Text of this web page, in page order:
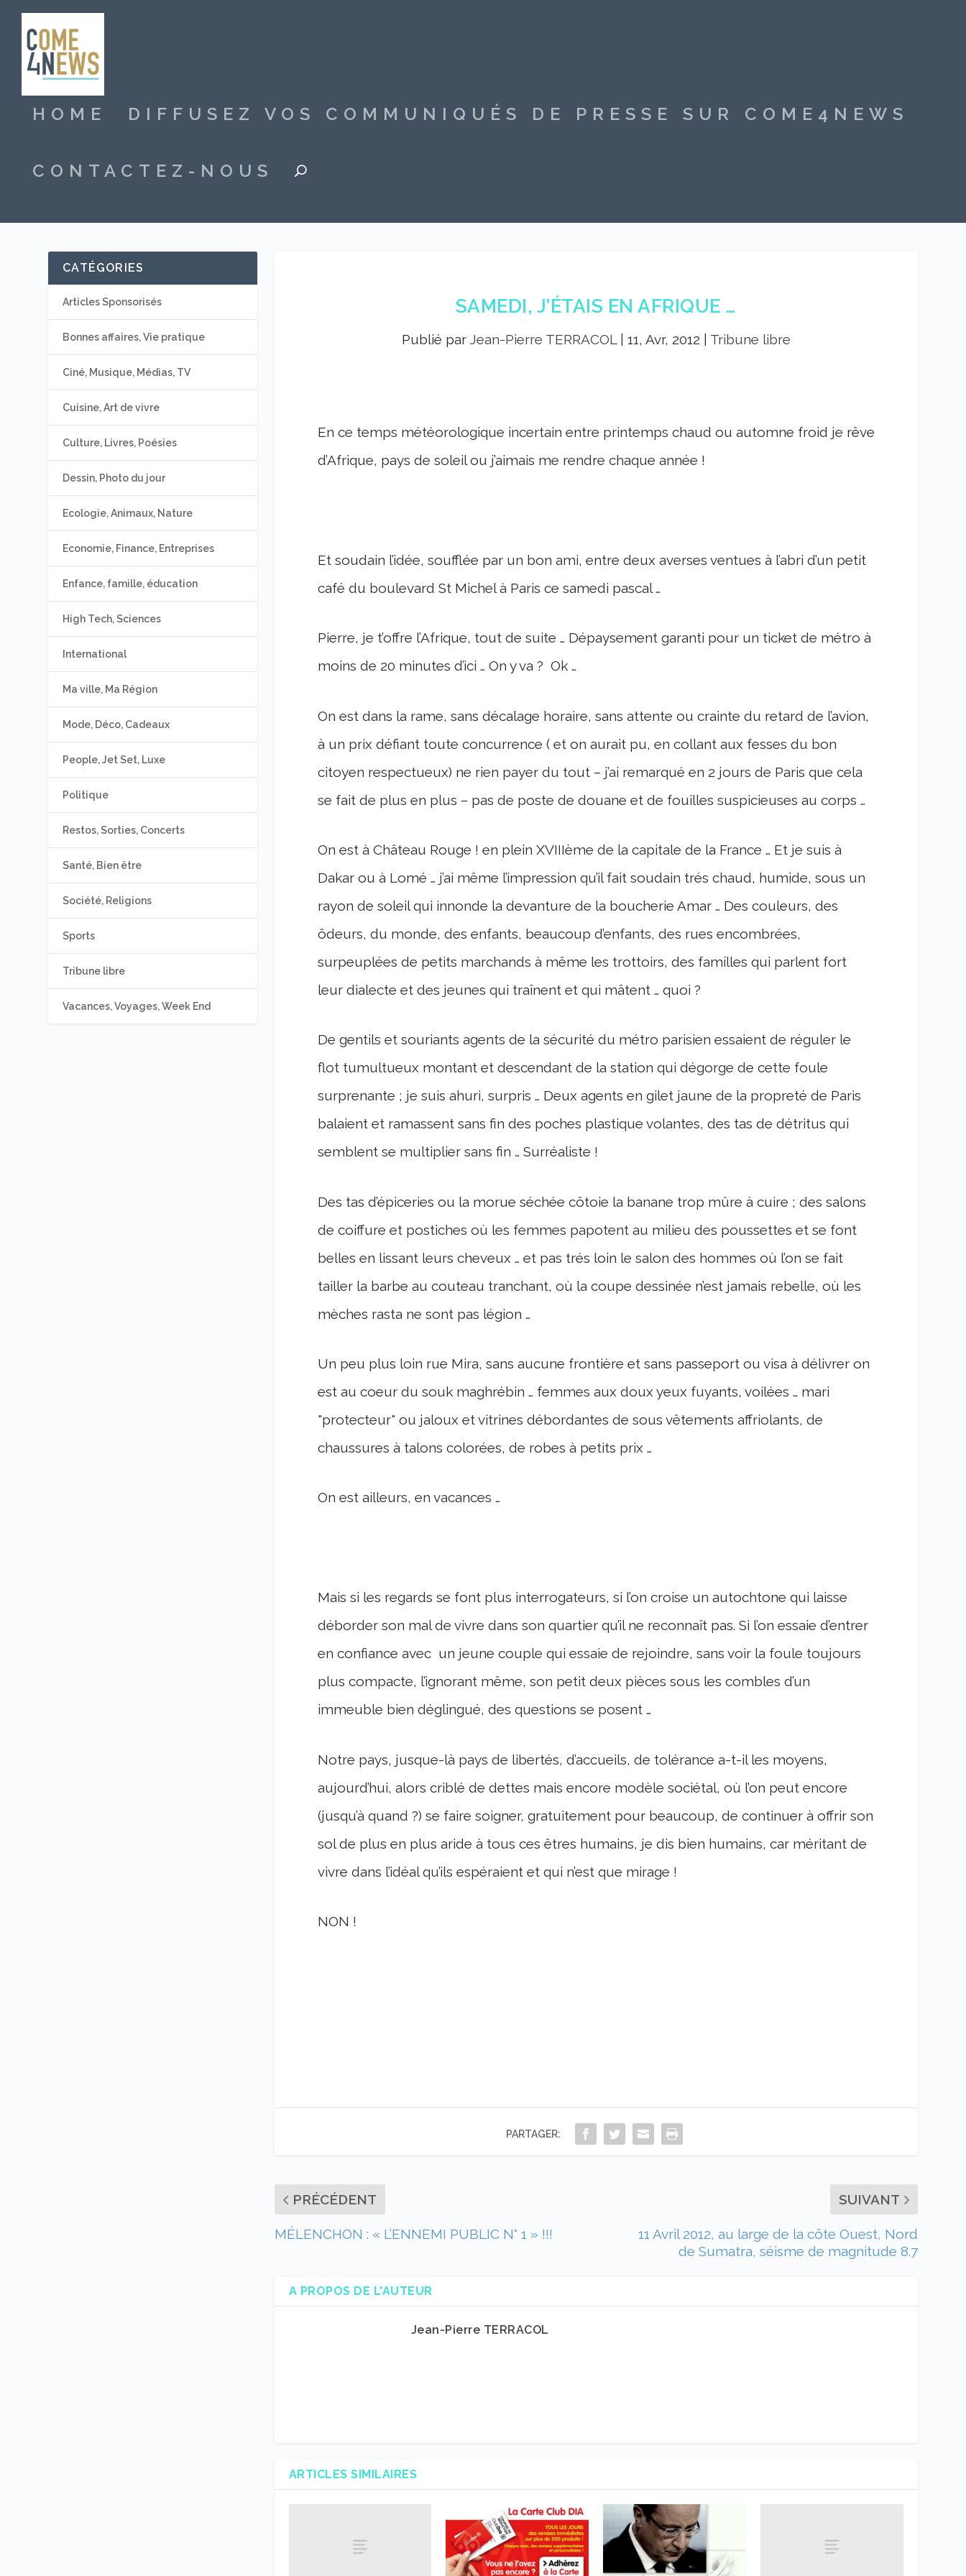
HOME DIFFUSEZ VOS COMMUNIQUÉS DE PRESSE SUR COME4NEWS
CONTACTEZ-NOUS
SAMEDI, J’ÉTAIS EN AFRIQUE …
Publié par Jean-Pierre TERRACOL| 11, Avr, 2012 Tribune libre
En ce temps météorologique incertain entre printemps chaud ou automne froid je rêve
d’Afrique, pays de soleil ou j’aimais me rendre chaque année !
Et soudain l’idée, soufflée par un bon ami, entre deux averses ventues à l’abri d’un petit
café du boulevard St Michel à Paris ce samedi pascal …
Pierre, je t’offre l’Afrique, tout de suite … Dépaysement garanti pour un ticket de métro à
moins de 20 minutes d’ici … On y va ? Ok …
On est dans la rame, sans décalage horaire, sans attente ou crainte du retard de l’avion,
à un prix défiant toute concurrence ( et on aurait pu, en collant aux fesses du bon
citoyen respectueux) ne rien payer du tout – j’ai remarqué en 2 jours de Paris que cela
se fait de plus en plus – pas de poste de douane et de fouilles suspicieuses au corps …
On est à Château Rouge ! en plein XVIIIème de la capitale de la France … Et je suis à
Dakar ou à Lomé … j’ai même l’impression qu’il fait soudain trés chaud, humide, sous un
rayon de soleil qui innonde la devanture de la boucherie Amar … Des couleurs, des
ôdeurs, du monde, des enfants, beaucoup d’enfants, des rues encombrées,
surpeuplées de petits marchands à même les trottoirs, des familles qui parlent fort
leur dialecte et des jeunes qui traînent et qui mâtent … quoi ?
De gentils et souriants agents de la sécurité du métro parisien essaient de réguler le
flot tumultueux montant et descendant de la station qui dégorge de cette foule
surprenante ; je suis ahuri, surpris … Deux agents en gilet jaune de la propreté de Paris
balaient et ramassent sans fin des poches plastique volantes, des tas de détritus qui
semblent se multiplier sans fin … Surréaliste !
Des tas d’épiceries ou la morue séchée côtoie la banane trop mûre à cuire ; des salons
de coiffure et postiches où les femmes papotent au milieu des poussettes et se font
belles en lissant leurs cheveux … et pas trés loin le salon des hommes où l’on se fait
tailler la barbe au couteau tranchant, où la coupe dessinée n’est jamais rebelle, où les
mèches rasta ne sont pas légion …
Un peu plus loin rue Mira, sans aucune frontière et sans passeport ou visa à délivrer on
est au coeur du souk maghrébin … femmes aux doux yeux fuyants, voilées … mari
"protecteur" ou jaloux et vitrines débordantes de sous vêtements affriolants, de
chaussures à talons colorées, de robes à petits prix …
On est ailleurs, en vacances …
Mais si les regards se font plus interrogateurs, si l’on croise un autochtone qui laisse
déborder son mal de vivre dans son quartier qu’il ne reconnaît pas. Si l’on essaie d’entrer
en confiance avec un jeune couple qui essaie de rejoindre, sans voir la foule toujours
plus compacte, l’ignorant même, son petit deux pièces sous les combles d’un
immeuble bien déglingué, des questions se posent …
Notre pays, jusque-là pays de libertés, d’accueils, de tolérance a-t-il les moyens,
aujourd’hui, alors criblé de dettes mais encore modèle sociétal, où l’on peut encore
(jusqu’à quand ?) se faire soigner, gratuitement pour beaucoup, de continuer à offrir son
sol de plus en plus aride à tous ces êtres humains, je dis bien humains, car méritant de
vivre dans l’idéal qu’ils espéraient et qui n’est que mirage !
NON !
PARTAGER:
PRÉCÉDENT
MÉLENCHON : « L’ENNEMI PUBLIC N° 1 » !!!
SUIVANT
11 Avril 2012, au large de la côte Ouest, Nord
de Sumatra, séisme de magnitude 8.7
A PROPOS DE L'AUTEUR
Jean-Pierre TERRACOL
ARTICLES SIMILAIRES
CATÉGORIES
Articles Sponsorisés
Bonnes affaires, Vie pratique
Ciné, Musique, Médias, TV
Cuisine, Art de vivre
Culture, Livres, Poésies
Dessin, Photo du jour
Ecologie, Animaux, Nature
Economie, Finance, Entreprises
Enfance, famille, éducation
High Tech, Sciences
International
Ma ville, Ma Région
Mode, Déco, Cadeaux
People, Jet Set, Luxe
Politique
Restos, Sorties, Concerts
Santé, Bien être
Société, Religions
Sports
Tribune libre
Vacances, Voyages, Week End